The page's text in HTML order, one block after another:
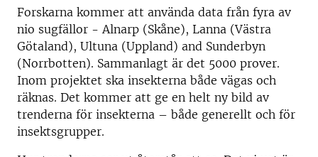
Forskarna kommer att använda data från fyra av
nio sugfällor - Alnarp (Skåne), Lanna (Västra
Götaland), Ultuna (Uppland) and Sunderbyn
(Norrbotten). Sammanlagt är det 5000 prover.
Inom projektet ska insekterna både vägas och
räknas. Det kommer att ge en helt ny bild av
trenderna för insekterna – både generellt och för
insektsgrupper.